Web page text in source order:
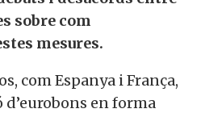
sobre com
mesures.
com Espanya i França,
d’eurobons en forma